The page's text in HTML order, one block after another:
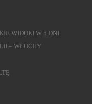
WIDOKI W 5 DNI
– WŁOCHY